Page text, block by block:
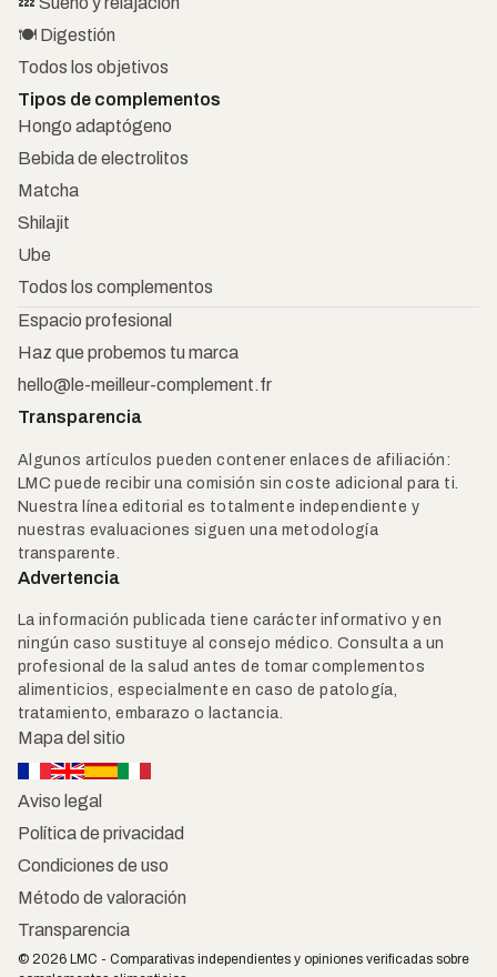
🍽️ Digestión
Todos los objetivos
Tipos de complementos
Hongo adaptógeno
Bebida de electrolitos
Matcha
Shilajit
Ube
Todos los complementos
Espacio profesional
Haz que probemos tu marca
hello@le-meilleur-complement.fr
Transparencia
Algunos artículos pueden contener enlaces de afiliación:
LMC puede recibir una comisión sin coste adicional para ti.
Nuestra línea editorial es totalmente independiente y
nuestras evaluaciones siguen una metodología
transparente.
Advertencia
La información publicada tiene carácter informativo y en
ningún caso sustituye al consejo médico. Consulta a un
profesional de la salud antes de tomar complementos
alimenticios, especialmente en caso de patología,
tratamiento, embarazo o lactancia.
© 2026 LMC - Comparativas independientes y opiniones verificadas sobre
Mapa del sitio
Aviso legal
Política de privacidad
Condiciones de uso
Método de valoración
Transparencia